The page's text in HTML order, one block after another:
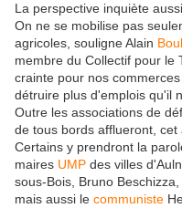
La perspective inquiète
On ne se mobilise pas
agricoles, souligne Alain
membre du Collectif pour le
crainte pour nos
détruire plus d'emplois qu'il
Outre les associations de
de tous bords afflueront, cet
Certains y prendront la
maires UMP des villes
sous-Bois, Bruno
mais aussi le communiste